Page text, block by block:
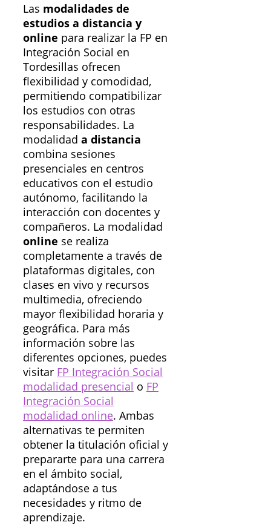
Las modalidades de
estudios a distancia y
online para realizar la FP en
Integración Social en
Tordesillas ofrecen
flexibilidad y comodidad,
permitiendo compatibilizar
los estudios con otras
responsabilidades. La
modalidad a distancia
combina sesiones
presenciales en centros
educativos con el estudio
autónomo, facilitando la
interacción con docentes y
compañeros. La modalidad
online se realiza
completamente a través de
plataformas digitales, con
clases en vivo y recursos
multimedia, ofreciendo
mayor flexibilidad horaria y
geográfica. Para más
información sobre las
diferentes opciones, puedes
visitar FP Integración Social
modalidad presencial o FP
Integración Social
modalidad online. Ambas
alternativas te permiten
obtener la titulación oficial y
prepararte para una carrera
en el ámbito social,
adaptándose a tus
necesidades y ritmo de
aprendizaje.